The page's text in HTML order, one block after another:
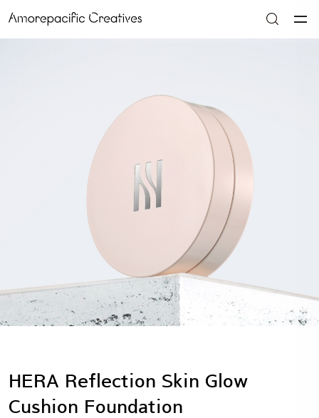
HERA Reflection Skin Glow
Cushion Foundation